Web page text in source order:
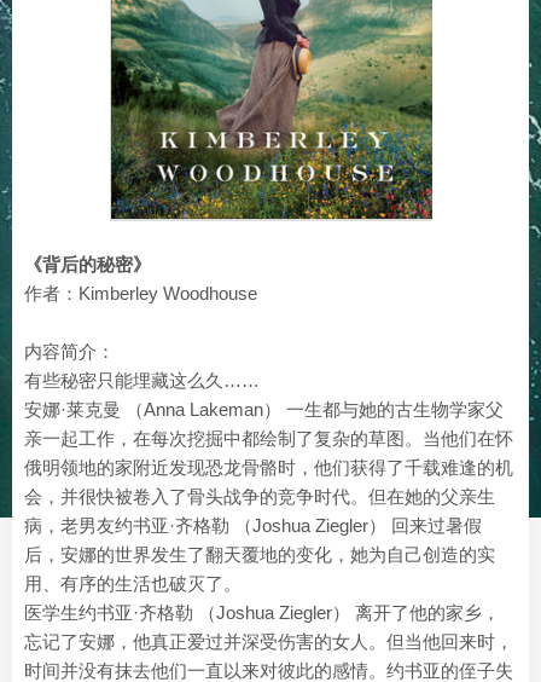
《背后的秘密》
作者：Kimberley Woodhouse
内容简介：
有些秘密只能埋藏这么久……
安娜·莱克曼 （Anna Lakeman） 一生都与她的古生物学家父
亲一起工作，在每次挖掘中都绘制了复杂的草图。当他们在怀
俄明领地的家附近发现恐龙骨骼时，他们获得了千载难逢的机
会，并很快被卷入了骨头战争的竞争时代。但在她的父亲生
病，老男友约书亚·齐格勒 （Joshua Ziegler） 回来过暑假
后，安娜的世界发生了翻天覆地的变化，她为自己创造的实
用、有序的生活也破灭了。
医学生约书亚·齐格勒 （Joshua Ziegler） 离开了他的家乡，
忘记了安娜，他真正爱过并深受伤害的女人。但当他回来时，
时间并没有抹去他们一直以来对彼此的感情。约书亚的侄子失